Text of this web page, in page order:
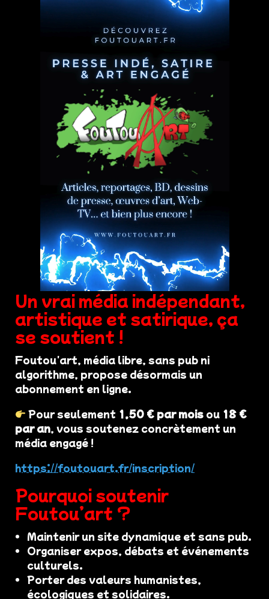
Un vrai média indépendant,
artistique et satirique, ça
se soutient !
Foutou'art, média libre, sans pub ni
algorithme, propose désormais un
abonnement en ligne.
Pour seulement 1,50 € par mois ou 18 €
par an, vous soutenez concrètement un
média engagé !
https://foutouart.fr/inscription/
Pourquoi soutenir
Foutou’art ?
Maintenir un site dynamique et sans pub.
Organiser expos, débats et événements
culturels.
Porter des valeurs humanistes,
écologiques et solidaires.